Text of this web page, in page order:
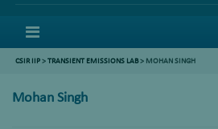
CSIR IIP>TRANSIENT EMISSIONS LAB> MOHAN SINGH
Mohan Singh